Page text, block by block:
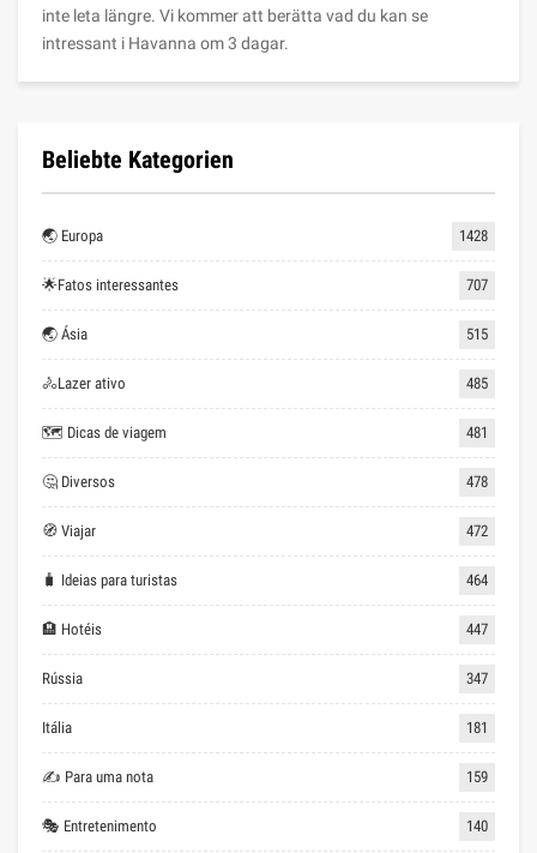
inte leta längre. Vi kommer att berätta vad du kan se
intressant i Havanna om 3 dagar.
Beliebte Kategorien
🌏 Europa 1428
🌟Fatos interessantes 707
🌏 Ásia 515
🚴Lazer ativo 485
🗺 Dicas de viagem 481
🤔 Diversos 478
🧭 Viajar 472
🧳 Ideias para turistas 464
🏨 Hotéis 447
Rússia 347
Itália 181
✍ Para uma nota 159
🎭 Entretenimento 140